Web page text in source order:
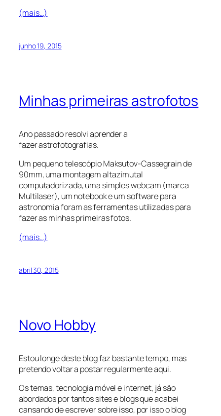
(mais…)
junho 19, 2015
Minhas primeiras astrofotos
Ano passado resolvi aprender a
fazer astrofotografias.
Um pequeno telescópio Maksutov-Cassegrain de
90mm, uma montagem altazimutal
computadorizada, uma simples webcam (marca
Multilaser), um notebook e um software para
astronomia foram as ferramentas utilizadas para
fazer as minhas primeiras fotos.
(mais…)
abril 30, 2015
Novo Hobby
Estou longe deste blog faz bastante tempo, mas
pretendo voltar a postar regularmente aqui.
Os temas, tecnologia móvel e internet, já são
abordados por tantos sites e blogs que acabei
cansando de escrever sobre isso, por isso o blog